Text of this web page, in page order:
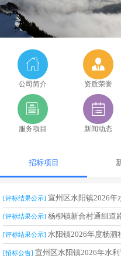
公司简介 资质荣誉
服务项目 新闻动态
招标项目
[评标结果公示] 宣州区水阳镇2026年
[评标结果公示] 杨柳镇新合村通组道
[评标结果公示] 水阳镇2026年度杨泗
[招标公告] 宣州区水阳镇2026年水